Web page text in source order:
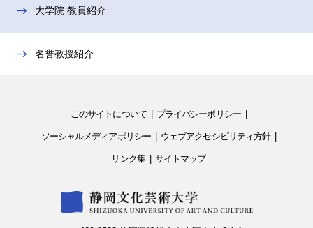
大学院 教員紹介
名誉教授紹介
このサイトについて プライバシーポリシー
ソーシャルメディアポリシー ウェブアクセシビリティ方針
リンク集 サイトマップ